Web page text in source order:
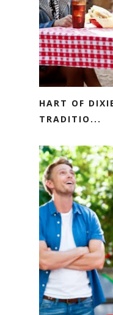
HART OF
TRADITIO...